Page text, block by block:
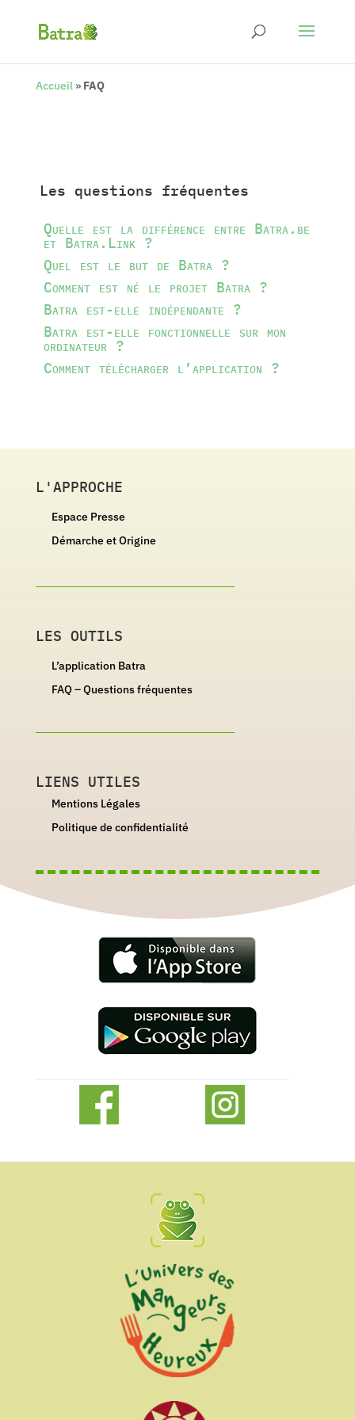
Accueil» FAQ
Les questions fréquentes
Quelle est la différence entre Batra.be
et Batra.Link ?
Quel est le but de Batra ?
Comment est né le projet Batra ?
Batra est-elle indépendante ?
Batra est-elle fonctionnelle sur mon
ordinateur ?
Comment télécharger l’application ?
L'APPROCHE
Espace Presse
Démarche et Origine
LES OUTILS
L’application Batra
FAQ – Questions fréquentes
LIENS UTILES
Mentions Légales
Politique de confidentialité